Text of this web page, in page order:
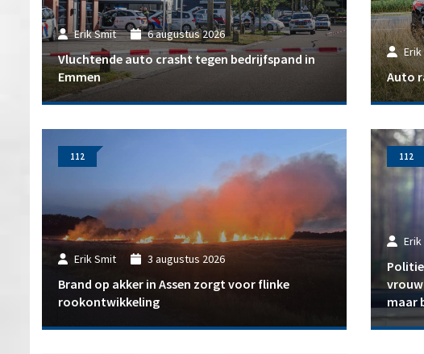
Erik Smit 6 augustus 2026
Vluchtende auto crasht tegen bedrijfspand in
Emmen
Auto
Erik Smit 3 augustus 2026
Brand op akker in Assen zorgt voor flinke
rookontwikkeling
112
maar
112